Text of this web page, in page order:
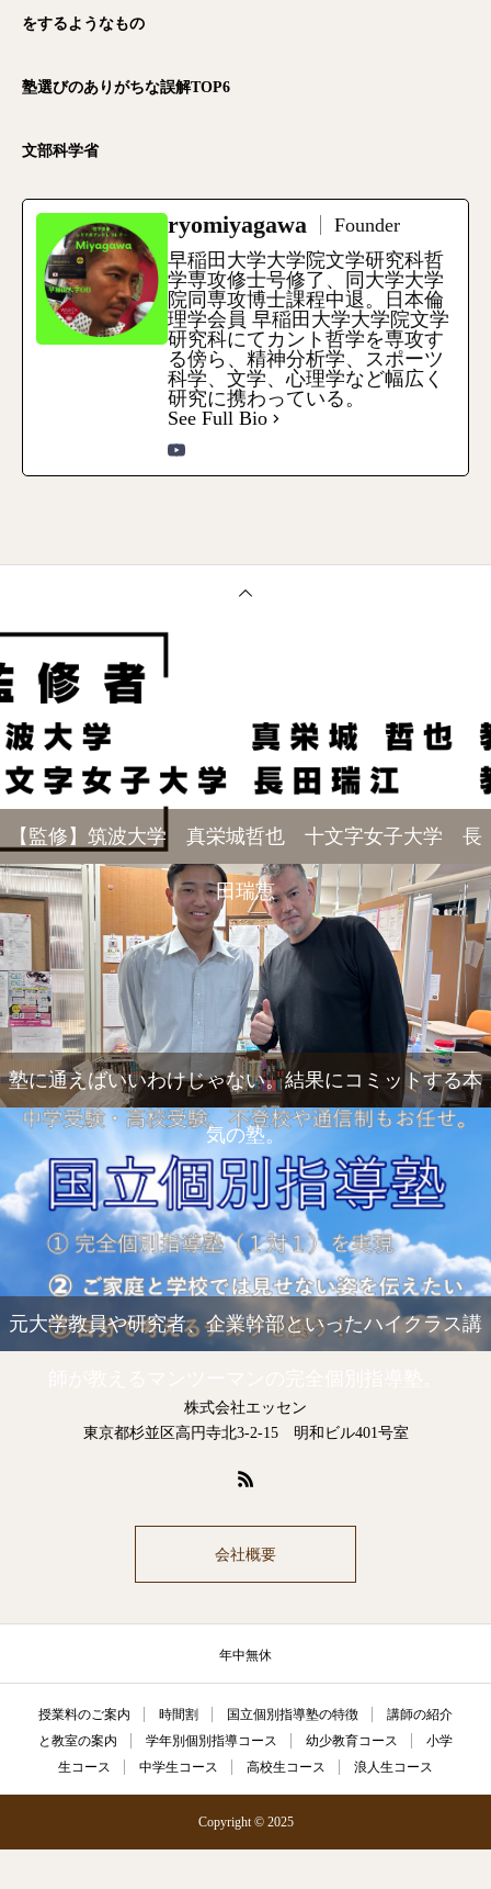
をするようなもの
塾選びのありがちな誤解TOP6
文部科学省
ryomiyagawa
Founder
早稲田大学大学院文学研究科哲
学専攻修士号修了、同大学大学
院同専攻博士課程中退。日本倫
理学会員 早稲田大学大学院文学
研究科にてカント哲学を専攻す
る傍ら、精神分析学、スポーツ
科学、文学、心理学など幅広く
研究に携わっている。
See Full Bio
【監修】筑波大学 真栄城哲也 十文字女子大学 長
田瑞恵
塾に通えばいいわけじゃない。結果にコミットする本
気の塾。
元大学教員や研究者、企業幹部といったハイクラス講
株式会社エッセン
東京都杉並区高円寺北3-2-15 明和ビル401号室
会社概要
年中無休
授業料のご案内 時間割 国立個別指導塾の特徴
講師の紹介
と教室の案内
学年別個別指導コース 幼少教育コース
小学
生コース
中学生コース 高校生コース 浪人生コース
Copyright © 2025